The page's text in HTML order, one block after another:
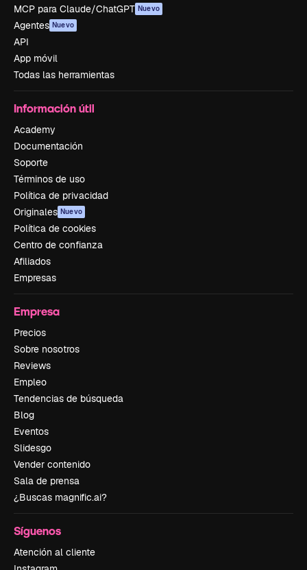
MCP para Claude/ChatGPT Nuevo
Agentes Nuevo
API
App móvil
Todas las herramientas
Información útil
Academy
Documentación
Soporte
Términos de uso
Política de privacidad
Originales Nuevo
Política de cookies
Centro de confianza
Afiliados
Empresas
Empresa
Precios
Sobre nosotros
Reviews
Empleo
Tendencias de búsqueda
Blog
Eventos
Slidesgo
Vender contenido
Sala de prensa
¿Buscas magnific.ai?
Síguenos
Atención al cliente